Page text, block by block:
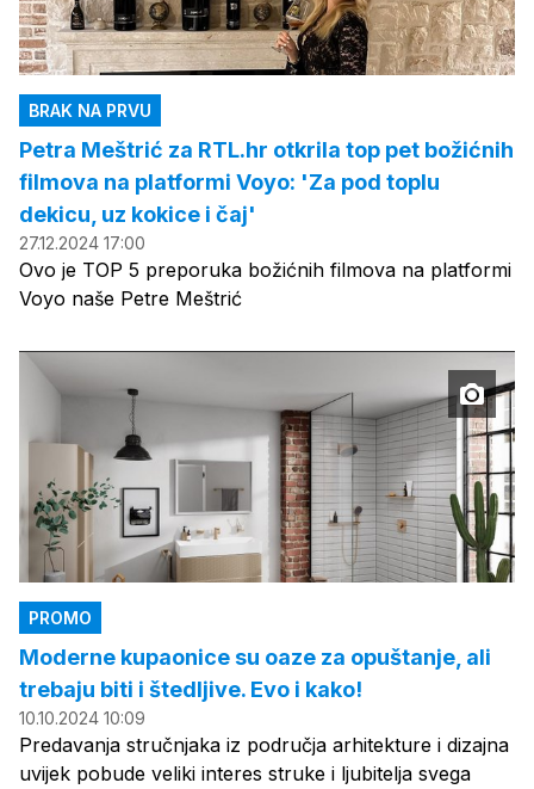
BRAK NA PRVU
Petra Meštrić za RTL.hr otkrila top pet božićnih
filmova na platformi Voyo: 'Za pod toplu
dekicu, uz kokice i čaj'
27.12.2024 17:00
Ovo je TOP 5 preporuka božićnih filmova na platformi
Voyo naše Petre Meštrić
PROMO
Moderne kupaonice su oaze za opuštanje, ali
trebaju biti i štedljive. Evo i kako!
10.10.2024 10:09
Predavanja stručnjaka iz područja arhitekture i dizajna
uvijek pobude veliki interes struke i ljubitelja svega